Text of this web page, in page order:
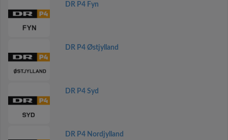
DR P4 Fyn
DR P4 Østjylland
DR P4 Syd
DR P4 Nordjylland